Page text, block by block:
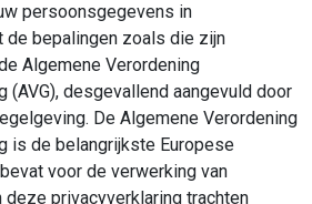
persoonsgegevens in
de bepalingen zoals die zijn
Algemene Verordening
(AVG), desgevallend aangevuld door
De Algemene Verordening
is de belangrijkste Europese
voor de verwerking van
privacyverklaring trachten